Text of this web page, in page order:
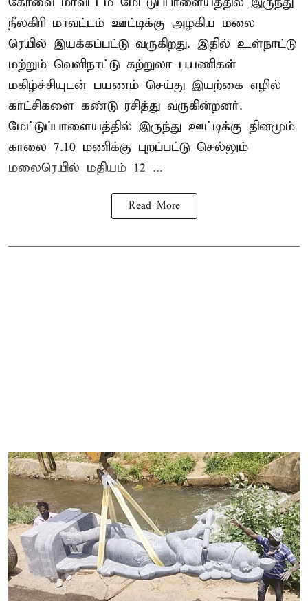
நீலகிரி மாவட்டம் ஊட்டிக்கு அழகிய மலை
ரெயில் இயக்கப்பட்டு வருகிறது. இதில் உள்நாட்டு
மற்றும் வெளிநாட்டு சுற்றுலா பயணிகள்
மகிழ்ச்சியுடன் பயணம் செய்து இயற்கை எழில்
காட்சிகளை கண்டு ரசித்து வருகின்றனர்.
மேட்டுப்பாளையத்தில் இருந்து ஊட்டிக்கு தினமும்
காலை 7.10 மணிக்கு புறப்பட்டு செல்லும்
மலைரெயில் மதியம் 12 ...
Read More